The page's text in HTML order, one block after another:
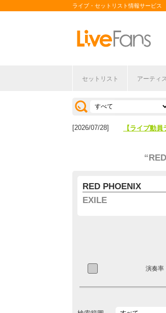
ライブ・セットリスト情報サービス
セットリスト アーティ
[2026/04/27] 【フェス特
[2026/07/28] 【ライブ動
RED PHOENIX
EXILE
演奏率